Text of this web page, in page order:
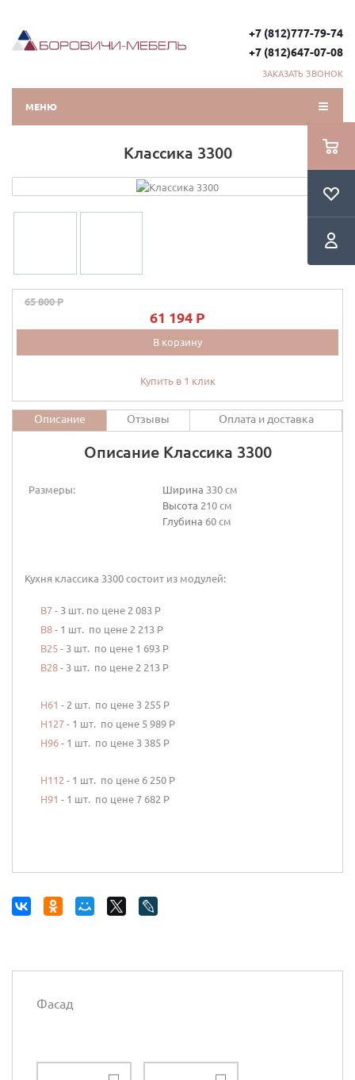
+7 (812)777-79-74
+7 (812)647-07-08
ЗАКАЗАТЬ ЗВОНОК
МЕНЮ
Классика 3300
65 800 P
61 194 P
В корзину
Купить в 1 клик
Описание Отзывы Оплата и доставка
Описание Классика 3300
Размеры: Ширина 330 см
Высота 210 см
Глубина 60 см
Кухня классика 3300 состоит из модулей:
В7- 3 шт. по цене 2 083 Р
В8- 1 шт. по цене 2 213 Р
В25- 3 шт. по цене 1 693 Р
В28- 3 шт. по цене 2 213 Р
Н61 - 2 шт. по цене 3 255 Р
Н127- 1 шт. по цене 5 989 Р
Н96- 1 шт. по цене 3 385 Р
Н112 - 1 шт. по цене 6 250 Р
Н91 - 1 шт. по цене 7 682 Р
Фасад